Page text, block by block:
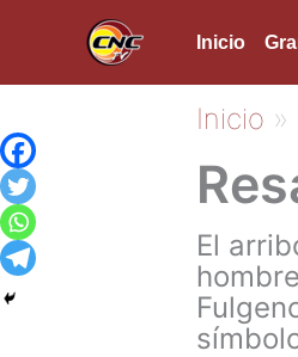
Inicio
Inicio
El